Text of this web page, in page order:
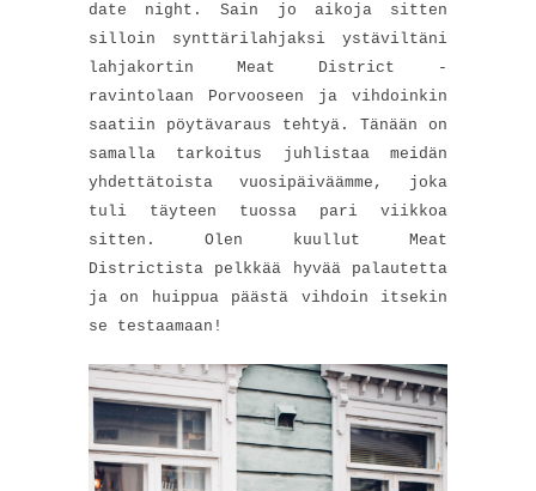
date night. Sain jo aikoja sitten
silloin synttärilahjaksi ystäviltäni
lahjakortin Meat District -
ravintolaan Porvooseen ja vihdoinkin
saatiin pöytävaraus tehtyä. Tänään on
samalla tarkoitus juhlistaa meidän
yhdettätoista vuosipäiväämme, joka
tuli täyteen tuossa pari viikkoa
sitten. Olen kuullut Meat
Districtista pelkkää hyvää palautetta
ja on huippua päästä vihdoin itsekin
se testaamaan!